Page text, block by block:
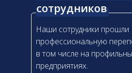
сотрудников
Наши сотрудники прошли
профессиональную
в том числе на
предприятиях.